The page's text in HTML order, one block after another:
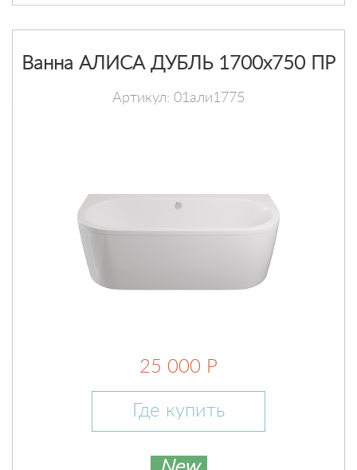
Ванна АЛИСА ДУБЛЬ 1700х750 ПР
Артикул: 01али1775
25 000 Р
Где купить